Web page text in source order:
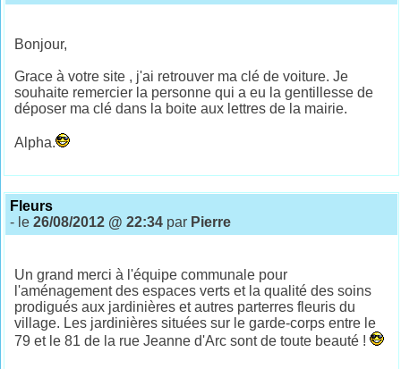
Bonjour,
Grace à votre site , j'ai retrouver ma clé de voiture. Je
souhaite remercier la personne qui a eu la gentillesse de
déposer ma clé dans la boite aux lettres de la mairie.
Alpha.
Fleurs
- le26/08/2012 @ 22:34 par Pierre
Un grand merci à l'équipe communale pour
l'aménagement des espaces verts et la qualité des soins
prodigués aux jardinières et autres parterres fleuris du
village. Les jardinières situées sur le garde-corps entre le
79 et le 81 de la rue Jeanne d'Arc sont de toute beauté !